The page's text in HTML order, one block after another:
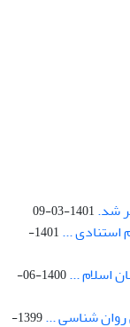
1401-03-09
1401-
1400-06-
شناسی ...
1399-